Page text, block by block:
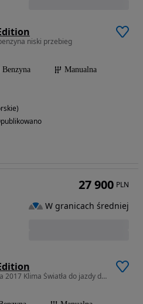
niski przebieg
Benzyna
Manualna
1242 cm3 • 60 KM • 1.25 benzyna 2017 Klima Światła do jazdy dziennej Podłokietnik
27 900 PLN
W granicach średniej